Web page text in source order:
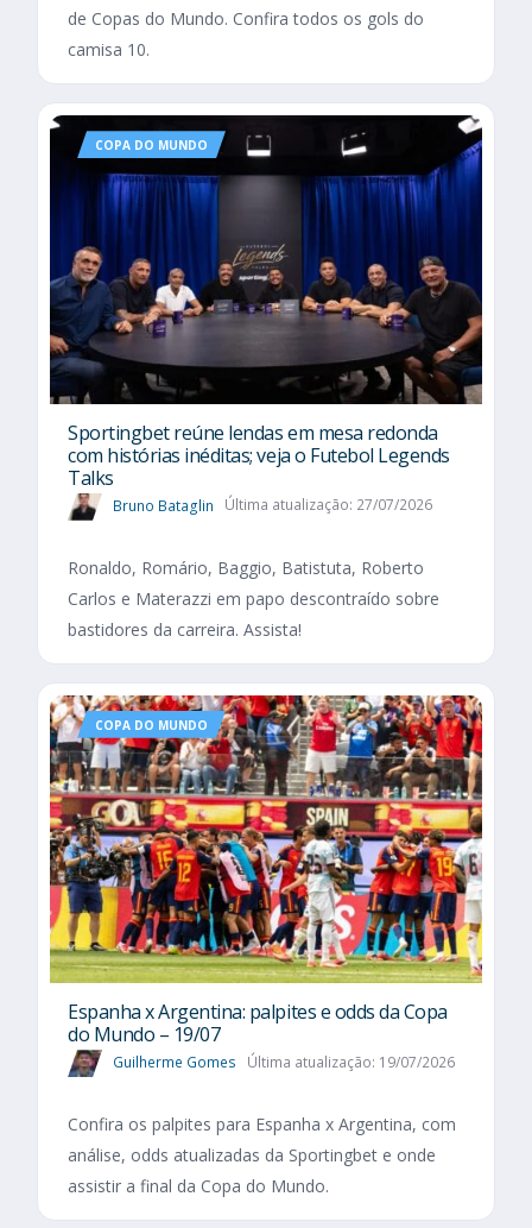
de Copas do Mundo. Confira todos os gols do
camisa 10.
COPA DO MUNDO
Sportingbet reúne lendas em mesa redonda
com histórias inéditas; veja o Futebol Legends
Talks
Bruno Bataglin Última atualização: 27/07/2026
Ronaldo, Romário, Baggio, Batistuta, Roberto
Carlos e Materazzi em papo descontraído sobre
bastidores da carreira. Assista!
COPA DO MUNDO
Espanha x Argentina: palpites e odds da Copa
do Mundo – 19/07
Guilherme Gomes Última atualização: 19/07/2026
Confira os palpites para Espanha x Argentina, com
análise, odds atualizadas da Sportingbet e onde
assistir a final da Copa do Mundo.